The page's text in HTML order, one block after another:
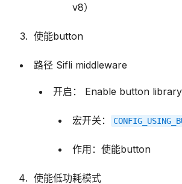
v8）
使能button
路径 Sifli middleware
开启： Enable button library
宏开关：
作用：使能button
使能低功耗模式